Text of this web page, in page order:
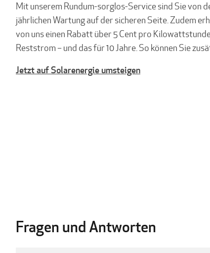
Mit unserem Rundum-sorglos-Service sind Sie von
jährlichen Wartung auf der sicheren Seite. Zudem
von uns einen Rabatt über 5 Cent pro
Reststrom – und das für 10 Jahre. So können Sie
Jetzt auf Solarenergie umsteigen
Fragen und Antworten